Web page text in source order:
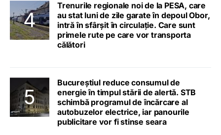
Trenurile regionale noi de la PESA, care
au stat luni de zile garate în depoul Obor,
intră în sfârșit în circulație. Care sunt
primele rute pe care vor transporta
călători
Bucureștiul reduce consumul de
energie în timpul stării de alertă. STB
schimbă programul de încărcare al
autobuzelor electrice, iar panourile
publicitare vor fi stinse seara